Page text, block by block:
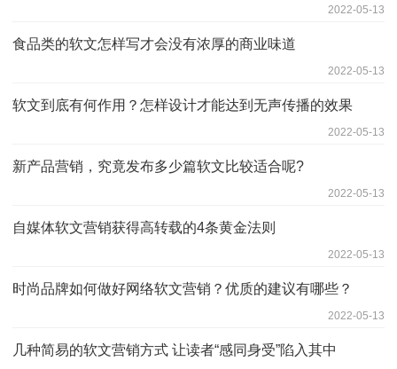
2022-05-13
食品类的软文怎样写才会没有浓厚的商业味道
2022-05-13
软文到底有何作用？怎样设计才能达到无声传播的效果
2022-05-13
新产品营销，究竟发布多少篇软文比较适合呢?
2022-05-13
自媒体软文营销获得高转载的4条黄金法则
2022-05-13
时尚品牌如何做好网络软文营销？优质的建议有哪些？
2022-05-13
几种简易的软文营销方式 让读者“感同身受”陷入其中